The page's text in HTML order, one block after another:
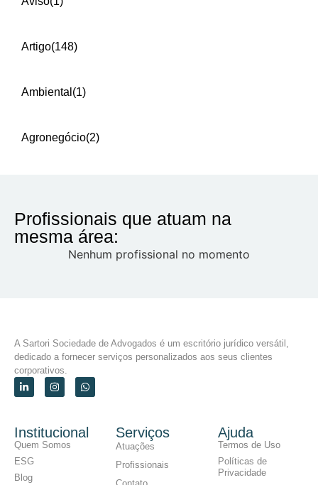
Artigo(148)
Ambiental (1)
Agronegócio(2)
Profissionais que atuam na
mesma área:
Nenhum profissional no momento
A Sartori Sociedade de Advogados é um escritório jurídico versátil,
dedicado a fornecer serviços personalizados aos seus clientes
corporativos.
Institucional
Quem Somos
ESG
Blog
Serviços
Atuações
Profissionais
Ajuda
Termos de Uso
Políticas de
Privacidade